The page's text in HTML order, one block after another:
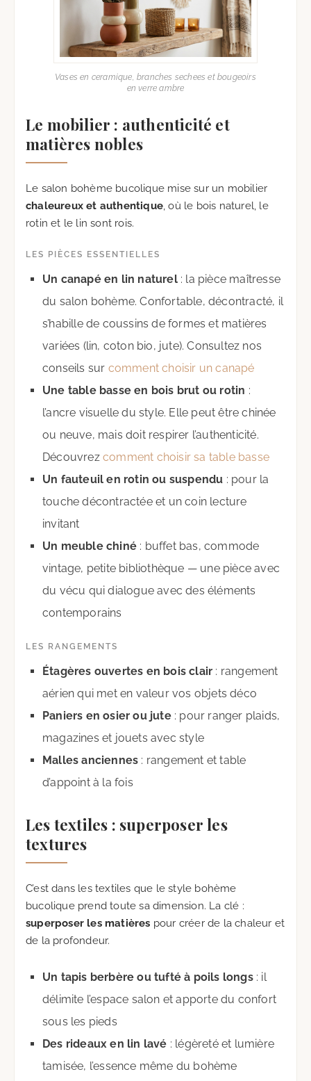
Vases en ceramique, branches sechees et bougeoirs
en verre ambre
Le mobilier : authenticité et
matières nobles
Le salon bohème bucolique mise sur un mobilier
chaleureux et authentique, où le bois naturel, le
rotin et le lin sont rois.
LES PIÈCES ESSENTIELLES
Un canapé en lin naturel: la pièce maîtresse
du salon bohème. Confortable, décontracté, il
s’habille de coussins de formes et matières
variées (lin, coton bio, jute). Consultez nos
conseils sur comment choisir un canapé
Une table basse en bois brut ou rotin :
l’ancre visuelle du style. Elle peut être chinée
ou neuve, mais doit respirer l’authenticité.
Découvrez comment choisir sa table basse
Un fauteuil en rotin ou suspendu : pour la
touche décontractée et un coin lecture
invitant
Un meuble chiné : buffet bas, commode
vintage, petite bibliothèque — une pièce avec
du vécu qui dialogue avec des éléments
contemporains
LES RANGEMENTS
Étagères ouvertes en bois clair : rangement
aérien qui met en valeur vos objets déco
Paniers en osier ou jute: pour ranger plaids,
magazines et jouets avec style
Malles anciennes : rangement et table
d’appoint à la fois
Les textiles : superposer les
textures
C’est dans les textiles que le style bohème
bucolique prend toute sa dimension. La clé :
superposer les matières pour créer de la chaleur et
de la profondeur.
Un tapis berbère ou tufté à poils longs: il
délimite l’espace salon et apporte du confort
sous les pieds
Des rideaux en lin lavé : légèreté et lumière
tamisée, l’essence même du bohème